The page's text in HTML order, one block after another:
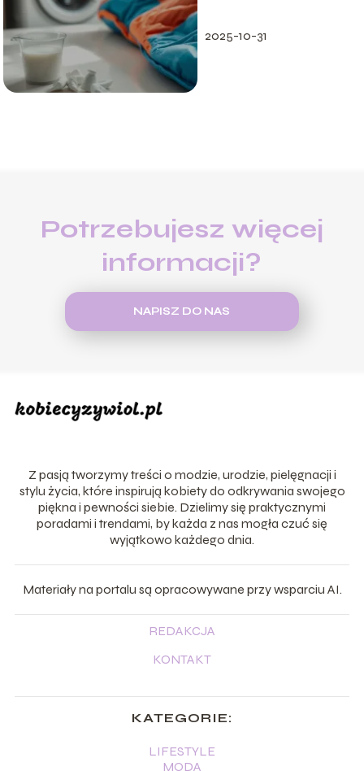
2025-10-31
Potrzebujesz więcej
informacji?
NAPISZ DO NAS
Z pasją tworzymy treści o modzie, urodzie, pielęgnacji i
stylu życia, które inspirują kobiety do odkrywania swojego
piękna i pewności siebie. Dzielimy się praktycznymi
poradami i trendami, by każda z nas mogła czuć się
wyjątkowo każdego dnia.
Materiały na portalu są opracowywane przy wsparciu AI.
REDAKCJA
KONTAKT
KATEGORIE:
LIFESTYLE
MODA